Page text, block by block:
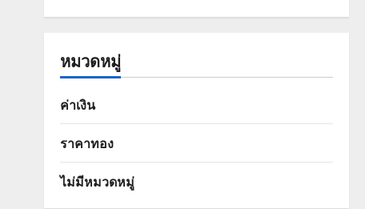
หมวดหมู่
ค่าเงิน
ราคาทอง
ไม่มีหมวดหมู่